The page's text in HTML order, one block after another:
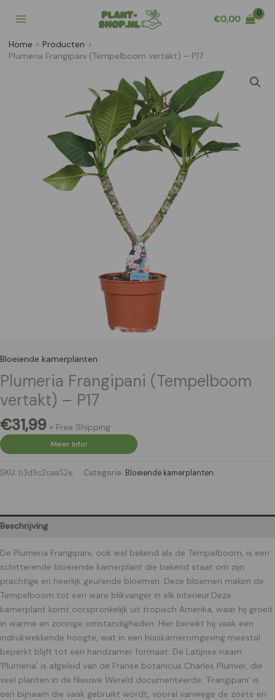
naar
inhoud
€0,00
Home
Producten
Plumeria Frangipani (Tempelboom vertakt) – P17
Bloeiende kamerplanten
Plumeria Frangipani (Tempelboom
vertakt) – P17
€31,99 + Free Shipping
Meer Info!
SKU: b3d9c2caa52e Categorie: Bloeiende kamerplanten
Beschrijving
De Plumeria Frangipani, ook wel bekend als de Tempelboom, is een
schitterende bloeiende kamerplant die bekend staat om zijn
prachtige en heerlijk geurende bloemen. Deze bloemen maken de
Tempelboom tot een ware blikvanger in elk interieur.Deze
kamerplant komt oorspronkelijk uit tropisch Amerika, waar hij groeit
in warme en zonnige omstandigheden. Hier bereikt hij vaak een
indrukwekkende hoogte, wat in een huiskameromgeving meestal
beperkt blijft tot een handzamer formaat. De Latijnse naam
'Plumeria' is afgeleid van de Franse botanicus Charles Plumier, die
veel planten in de Nieuwe Wereld documenteerde. 'Frangipani' is
een bijnaam die vaak gebruikt wordt, vooral vanwege de zoete en